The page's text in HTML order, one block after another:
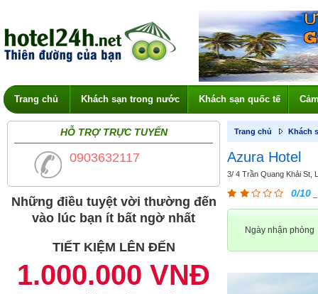
Trang chủ Khách sạn trong nước Khách sạn quốc tế
HỖ TRỢ TRỰC TUYẾN
0903632117
Những điều tuyệt vời thường đến
vào lúc bạn ít bất ngờ nhất
TIẾT KIỆM LÊN ĐẾN
1.000.000 VNĐ
Trang chủ Khách
Azura Hotel
3/ 4 Trần Quang Khải St,
0/10
Ngày nhận phòng